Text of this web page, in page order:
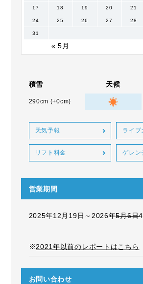
« 5月
17 18 19 20 21
24 25 26 27 28
31
積雪 天候
290cm (+0cm)
天気予報 ライブ
リフト料金 ゲレン
営業期間
2025年12月19日～2026年5月6日
※2021年以前のレポートはこちら
お問い合わせ